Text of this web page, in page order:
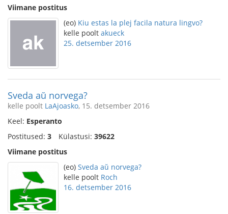
Viimane postitus
(eo) Kiu estas la plej facila natura lingvo?
kelle poolt akueck
25. detsember 2016
Sveda aŭ norvega?
kelle poolt LaAjoasko, 15. detsember 2016
Keel: Esperanto
Postitused: 3 Külastusi: 39622
Viimane postitus
(eo) Sveda aŭ norvega?
kelle poolt Roch
16. detsember 2016